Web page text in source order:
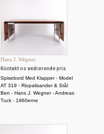
Hans J. Wegner
Kontakt os vedrørende pris
Spisebord Med Klapper - Model
AT 319 - Riopalisander & Stål
Ben - Hans J. Wegner - Andreas
Tuck - 1960erne